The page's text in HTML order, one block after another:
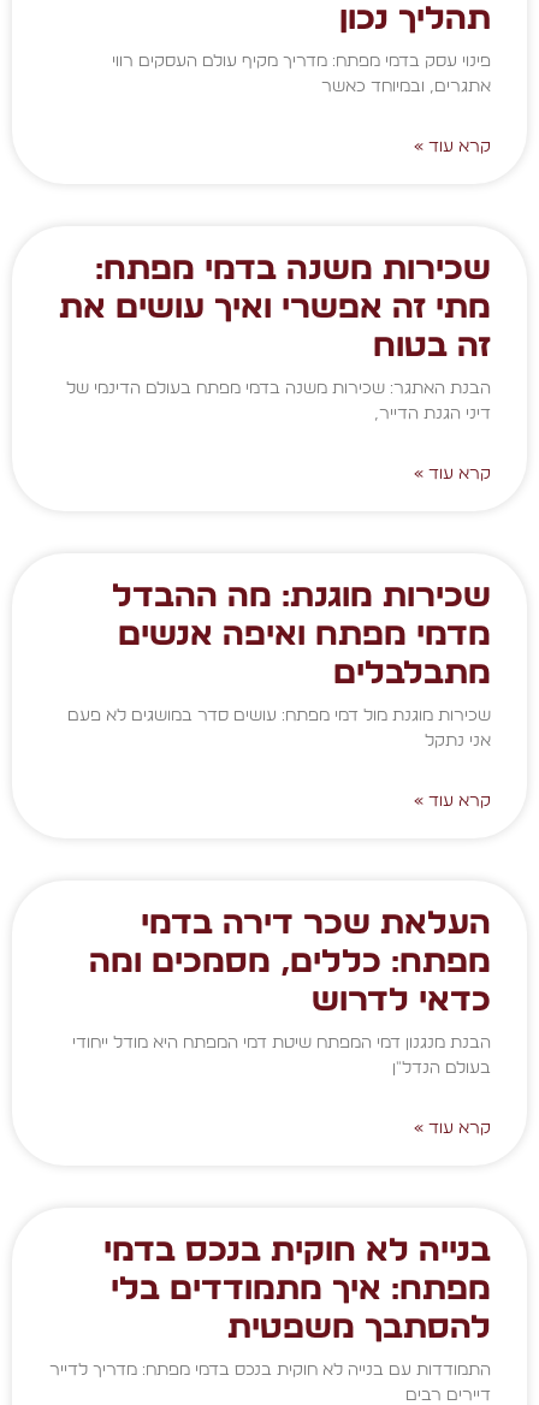
תהליך נכון
פינוי עסק בדמי מפתח: מדריך מקיף עולם העסקים רווי
אתגרים, ובמיוחד כאשר
קרא עוד »
שכירות משנה בדמי מפתח:
מתי זה אפשרי ואיך עושים את
זה בטוח
הבנת האתגר: שכירות משנה בדמי מפתח בעולם הדינמי של
דיני הגנת הדייר,
קרא עוד »
שכירות מוגנת: מה ההבדל
מדמי מפתח ואיפה אנשים
מתבלבלים
שכירות מוגנת מול דמי מפתח: עושים סדר במושגים לא פעם
אני נתקל
קרא עוד »
העלאת שכר דירה בדמי
מפתח: כללים, מסמכים ומה
כדאי לדרוש
הבנת מנגנון דמי המפתח שיטת דמי המפתח היא מודל ייחודי
בעולם הנדל"ן
קרא עוד »
בנייה לא חוקית בנכס בדמי
מפתח: איך מתמודדים בלי
להסתבך משפטית
התמודדות עם בנייה לא חוקית בנכס בדמי מפתח: מדריך לדייר
דיירים רבים